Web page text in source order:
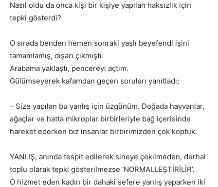
Nasıl oldu da onca kişi bir kişiye yapılan haksızlık için
tepki gösterdi?
O sırada benden hemen sonraki yaşlı beyefendi işini
tamamlamış, dışarı çıkmıştı.
Arabama yaklaştı, pencereyi açtım.
Gülümseyerek kafamdan geçen soruları yanıtladı;
– Size yapılan bu yanlış için üzgünüm. Doğada hayvanlar,
ağaçlar ve hatta mikroplar birbirleriyle bağ içerisinde
hareket ederken biz insanlar birbirimizden çok koptuk.
YANLIŞ, anında tespit edilerek sineye çekilmeden, derhal
toplu olarak tepki gösterilmezse ‘NORMALLEŞTİRİLİR’.
O hizmet eden kadın bir dahaki sefere yanlış yaparken iki